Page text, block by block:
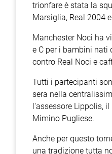
trionfare è stata la
Marsiglia, Real 2004
Manchester Noci ha
e C per i bambini nati
contro Real Noci e
Tutti i partecipanti
sera nella
l'assessore Lippolis,
Mimino Pugliese.
Anche per questo
una tradizione tutta